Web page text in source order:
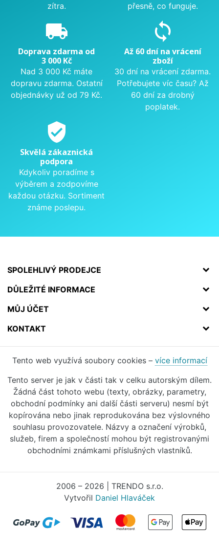
zítra.
přesně, co funguje.
local_shipping
Doprava zdarma od
3 000 Kč
Nad 3 000 Kč máte
dopravu zdarma. Ostatní
objednávky už od 79 Kč.
sync
Až 60 dní na vrácení
zboží
30 dní na vrácení zdarma.
Potřebujete víc času? Až
60 dní za drobný
poplatek.
verified_user
Skvělá zákaznická
podpora
Kdykoliv poradíme s
výběrem a zodpovíme
každou otázku. Sortiment
známe poslepu.
SPOLEHLIVÝ PRODEJCE
DŮLEŽITÉ INFORMACE
MŮJ ÚČET
KONTAKT
Tento web využívá soubory cookies – více informací
Tento server je jak v části tak v celku autorským dílem.
Žádná část tohoto webu (texty, obrázky, parametry,
obchodní podmínky ani další části serveru) nesmí být
kopírována nebo jinak reprodukována bez výslovného
souhlasu provozovatele. Názvy a označení výrobků,
služeb, firem a společností mohou být registrovanými
obchodními známkami příslušných vlastníků.
2006 – 2026 | TRENDO s.r.o.
Vytvořil Daniel Hlaváček